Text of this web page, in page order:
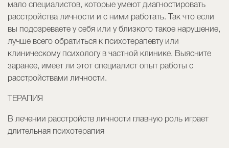
мало специалистов, которые умеют диагностировать
расстройства личности и с ними работать. Так что если
вы подозреваете у себя или у близкого такое нарушение,
лучше всего обратиться к психотерапевту или
клиническому психологу в частной клинике. Выясните
заранее, имеет ли этот специалист опыт работы с
расстройствами личности.
ТЕРАПИЯ
В лечении расстройств личности главную роль играет
длительная психотерапия